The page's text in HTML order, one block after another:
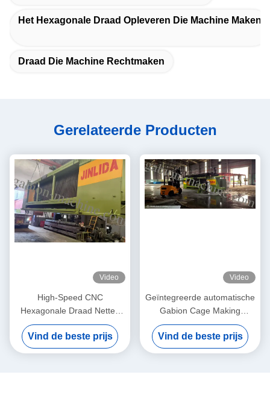
Het Hexagonale Draad Opleveren Die Machine Maken
Draad Die Machine Rechtmaken
Gerelateerde Producten
Video
High-Speed CNC
Hexagonale Draad Netten
Machine JINLIDA Gabion
Mesh Machine Manufacturer
Vind de beste prijs
Video
Geïntegreerde automatische
Gabion Cage Making
Machine: industriële
assemblagelijn voor snelle
Gabion Basket Productie
Vind de beste prijs